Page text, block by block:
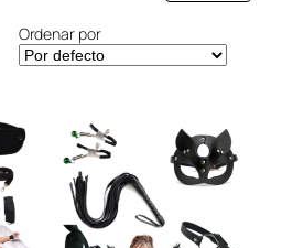
Ordenar por